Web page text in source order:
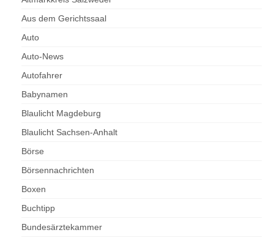
Aus dem Gerichtssaal
Auto
Auto-News
Autofahrer
Babynamen
Blaulicht Magdeburg
Blaulicht Sachsen-Anhalt
Börse
Börsennachrichten
Boxen
Buchtipp
Bundesärztekammer